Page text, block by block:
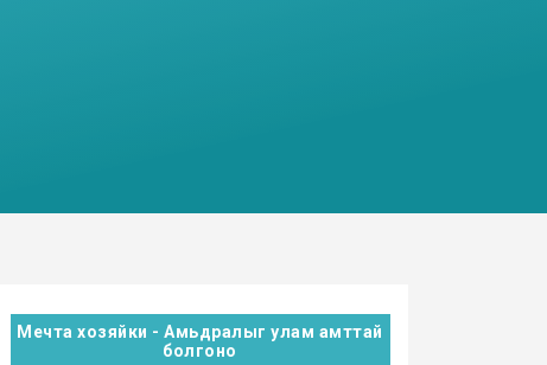
Мечта хозяйки - Амьдралыг улам амттай
болгоно